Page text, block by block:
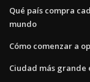
Qué país compra
mundo
Cómo comenzar a
Ciudad más grande